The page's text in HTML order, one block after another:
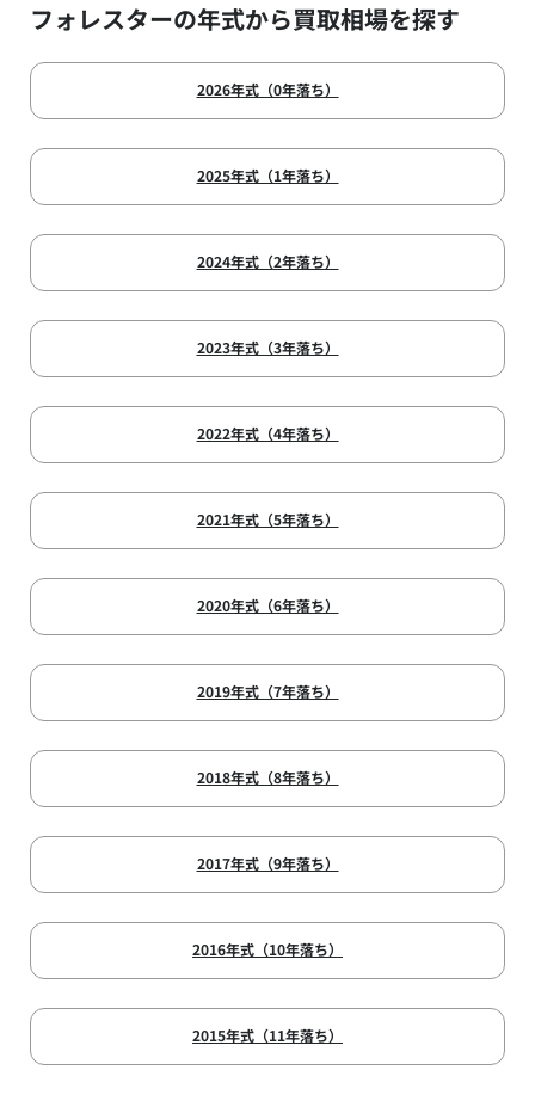
フォレスターの年式から買取相場を探す
2026年式（0年落ち）
2025年式（1年落ち）
2024年式（2年落ち）
2023年式（3年落ち）
2022年式（4年落ち）
2021年式（5年落ち）
2020年式（6年落ち）
2019年式（7年落ち）
2018年式（8年落ち）
2017年式（9年落ち）
2016年式（10年落ち）
2015年式（11年落ち）